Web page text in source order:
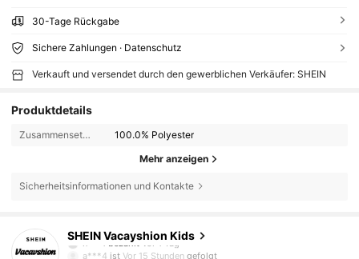
30-Tage Rückgabe
Sichere Zahlungen · Datenschutz
Verkauft und versendet durch den gewerblichen Verkäufer: SHEIN
Produktdetails
Zusammensetzung: 100.0% Polyester
Mehr anzeigen
Sicherheitsinformationen und Kontakte
SHEIN Vacayshion Kids
a***4 ist Vor 15 Stunden gefolgt